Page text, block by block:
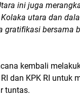
ini juga
utara dan
gratifikasi bersama
kembali
dan KPK RI untuk
tuntas.